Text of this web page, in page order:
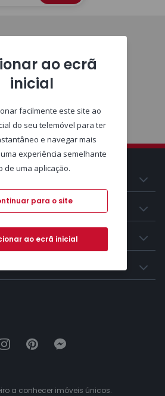
a conhecer imóveis únicos.
ao ecrã
inicial
facilmente este site ao
do seu telemóvel para ter
e navegar mais
experiência semelhante
de uma aplicação.
para o site
ao ecrã inicial